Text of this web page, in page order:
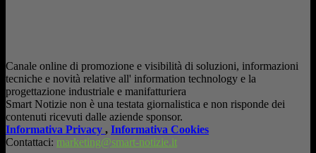
Canale online di promozione e visibilità di soluzioni, informazioni
tecniche e novità relative all' information technology e la
progettazione industriale e manifatturiera
Smart Notizie non è una testata giornalistica e non risponde dei
contenuti ricevuti dalle aziende sponsor.
Informativa Privacy , Informativa Cookies
Contattaci: marketing@smart-notizie.it